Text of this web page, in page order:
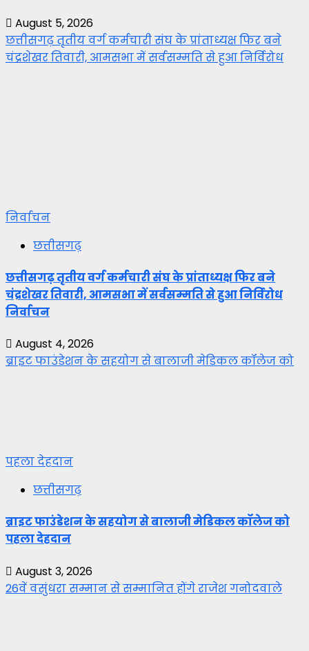
August 5, 2026
छत्तीसगढ़ तृतीय वर्ग कर्मचारी संघ के प्रांताध्यक्ष फिर बने
चंद्रशेखर तिवारी, आमसभा में सर्वसम्मति से हुआ निर्विरोध
निर्वाचन
छत्तीसगढ़
छत्तीसगढ़ तृतीय वर्ग कर्मचारी संघ के प्रांताध्यक्ष फिर बने
चंद्रशेखर तिवारी, आमसभा में सर्वसम्मति से हुआ निर्विरोध
निर्वाचन
August 4, 2026
ब्राइट फाउंडेशन के सहयोग से बालाजी मेडिकल कॉलेज को
पहला देहदान
छत्तीसगढ़
ब्राइट फाउंडेशन के सहयोग से बालाजी मेडिकल कॉलेज को
पहला देहदान
August 3, 2026
26वें वसुंधरा सम्मान से सम्मानित होंगे राजेश गनोदवाले